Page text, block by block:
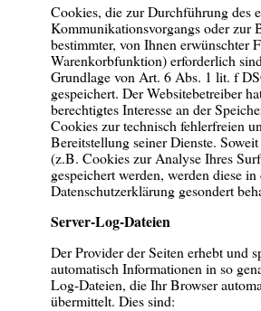
Cookies, die zur Durchführung des
Kommunikationsvorgangs oder zur
bestimmter, von Ihnen erwünschter
Warenkorbfunktion) erforderlich
Grundlage von Art. 6 Abs. 1 lit. f
gespeichert. Der Websitebetreiber
berechtigtes Interesse an der
Cookies zur technisch fehlerfreien
Bereitstellung seiner Dienste.
(z.B. Cookies zur Analyse Ihres
gespeichert werden, werden diese in
Datenschutzerklärung gesondert
Server-Log-Dateien
Der Provider der Seiten erhebt und
automatisch Informationen in so
Log-Dateien, die Ihr Browser
übermittelt. Dies sind: